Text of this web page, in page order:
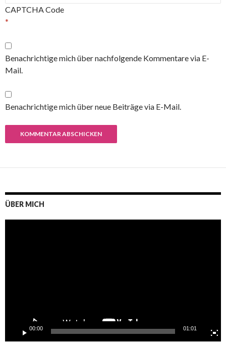
CAPTCHA Code
*
Benachrichtige mich über nachfolgende Kommentare via E-
Mail.
Benachrichtige mich über neue Beiträge via E-Mail.
ÜBER MICH
00:00 01:01